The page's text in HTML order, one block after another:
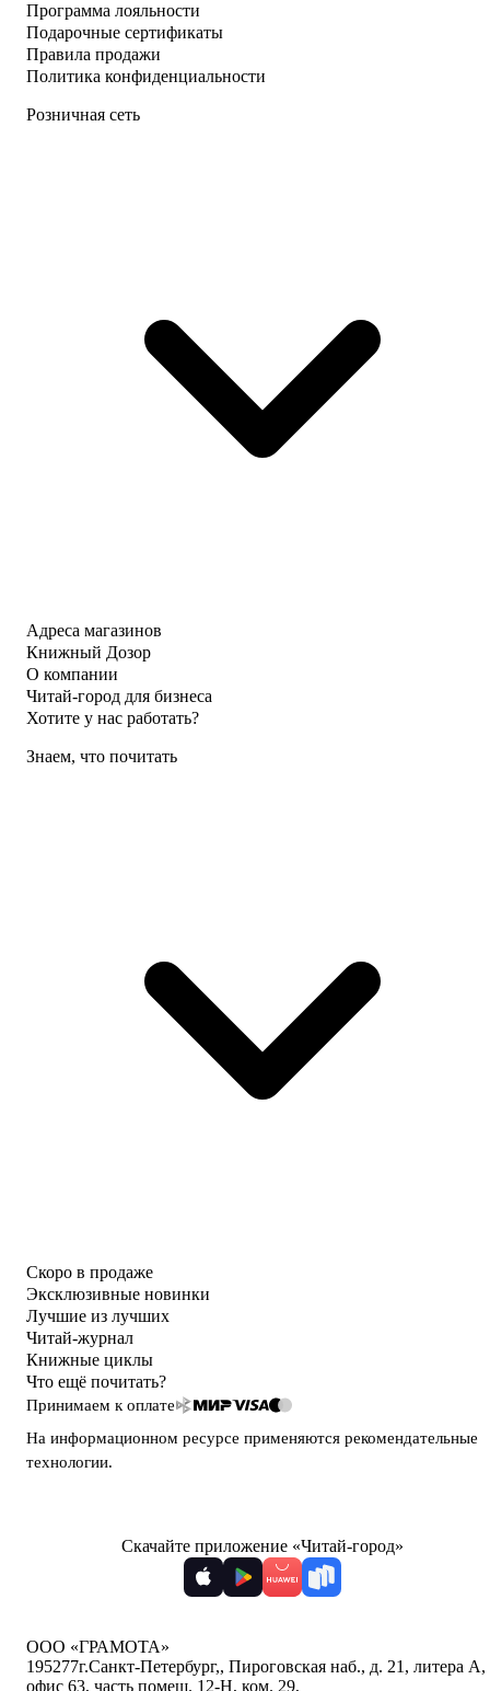
Программа лояльности
Подарочные сертификаты
Правила продажи
Политика конфиденциальности
Розничная сеть
Адреса магазинов
Книжный Дозор
О компании
Читай-город для бизнеса
Хотите у нас работать?
Знаем, что почитать
Скоро в продаже
Эксклюзивные новинки
Лучшие из лучших
Читай-журнал
Книжные циклы
Что ещё почитать?
Принимаем к оплате
На информационном ресурсе применяются рекомендательные
технологии.
Скачайте приложение «Читай-город»
ООО «ГРАМОТА»
195277г.Санкт-Петербург,, Пироговская наб., д. 21, литера А,
офис 63, часть помещ. 12-Н, ком. 29,